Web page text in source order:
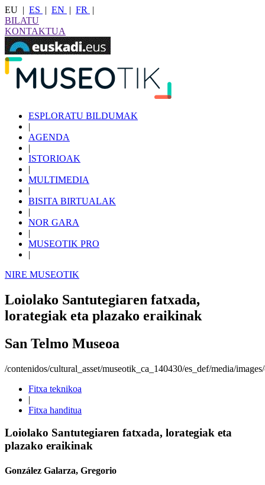
EU | ES | EN | FR
|
BILATU
KONTAKTUA
ESPLORATU BILDUMAK
|
AGENDA
|
ISTORIOAK
|
MULTIMEDIA
|
BISITA BIRTUALAK
|
NOR GARA
|
MUSEOTIK PRO
|
NIRE MUSEOTIK
Loiolako Santutegiaren fatxada,
lorategiak eta plazako eraikinak
San Telmo Museoa
/contenidos/cultural_asset/museotik_ca_140430/es_def/media/
Fitxa teknikoa
|
Fitxa handitua
Loiolako Santutegiaren fatxada, lorategiak eta
plazako eraikinak
González Galarza, Gregorio